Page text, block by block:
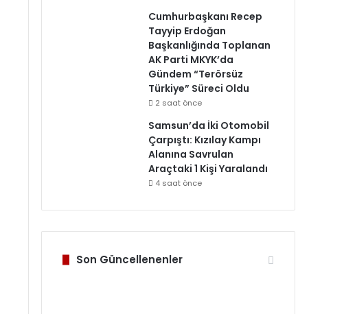
Cumhurbaşkanı Recep
Tayyip Erdoğan
Başkanlığında Toplanan
AK Parti MKYK’da
Gündem “Terörsüz
Türkiye” Süreci Oldu
2 saat önce
Samsun’da İki Otomobil
Çarpıştı: Kızılay Kampı
Alanına Savrulan
Araçtaki 1 Kişi Yaralandı
4 saat önce
Son Güncellenenler